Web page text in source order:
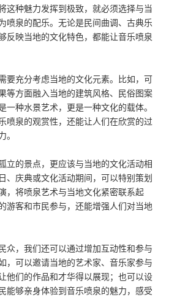
这种魅力发挥到极致，就必须选择与当
喷泉的配乐。无论是民间曲调、古典乐
反映当地的文化特色，都能让音乐喷泉
要充分考虑当地的文化元素。比如，可
等方面融入当地的建筑风格、民俗图案
一种水景艺术，更是一种文化的载体。
喷泉的观赏性，还能让人们在欣赏的过
。
立的景点，更应该与当地的文化活动相
、庆典或文化活动期间，可以特别策划
，将喷泉艺术与当地文化紧密联系起
游客和市民参与，还能增强人们对当地
众，我们还可以通过增加互动性和参与
，可以邀请当地的艺术家、音乐家参与
他们的作品和才华得以展现；也可以设
能够亲身体验到音乐喷泉的魅力，感受